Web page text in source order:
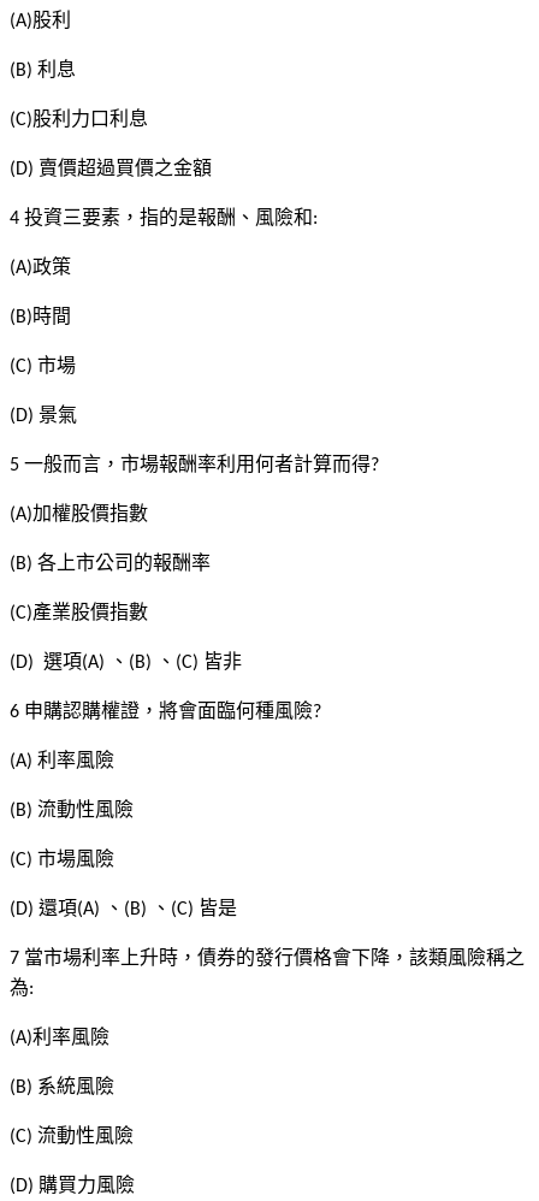
(A)股利
(B) 利息
(C)股利力口利息
(D) 賣價超過買價之金額
4 投資三要素，指的是報酬、風險和:
(A)政策
(B)時間
(C) 市場
(D) 景氣
5 一般而言，市場報酬率利用何者計算而得?
(A)加權股價指數
(B) 各上市公司的報酬率
(C)產業股價指數
(D) 選項(A) 、 (B) 、 (C) 皆非
6 申購認購權證，將會面臨何種風險?
(A) 利率風險
(B) 流動性風險
(C) 市場風險
(D) 還項(A) 、 (B) 、 (C) 皆是
7 當市場利率上升時，債券的發行價格會下降，該類風險稱之
為:
(A)利率風險
(B) 系統風險
(C) 流動性風險
(D) 購買力風險